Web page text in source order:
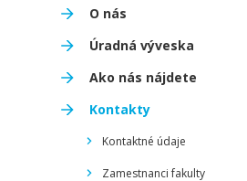
O nás
Úradná výveska
Ako nás nájdete
Kontakty
Kontaktné údaje
Zamestnanci fakulty